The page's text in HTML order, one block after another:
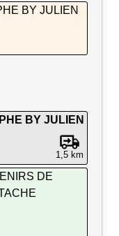
BY JULIEN
BY JULIEN
1,5 km
DE